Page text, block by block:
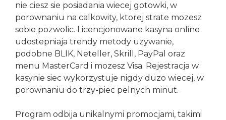
nie ciesz sie posiadania wiecej gotowki, w
porownaniu na calkowity, ktorej strate mozesz
sobie pozwolic. Licencjonowane kasyna online
udostepniaja trendy metody uzywanie,
podobne BLIK, Neteller, Skrill, PayPal oraz
menu MasterCard i mozesz Visa. Rejestracja w
kasynie siec wykorzystuje nigdy duzo wiecej, w
porownaniu do trzy-piec pelnych minut.
Program odbija unikalnymi promocjami, takimi